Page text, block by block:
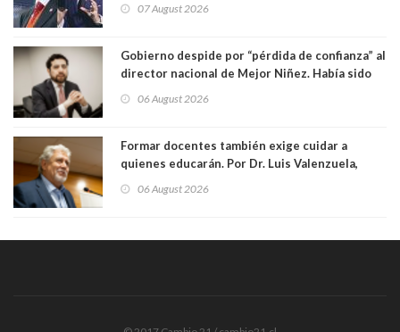
07 August 2026
Gobierno despide por “pérdida de confianza” al
director nacional de Mejor Niñez. Había sido
06 August 2026
Formar docentes también exige cuidar a
quienes educarán. Por Dr. Luis Valenzuela,
Académicos U. Católica Silva Henríquez
06 August 2026